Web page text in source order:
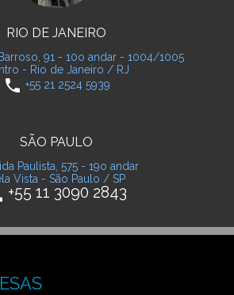
RIO DE JANEIRO
91 - 10o andar - 1004/1005
- Rio de Janeiro / RJ
phone +55 21 2524 5939
SÃO PAULO
Paulista, 575 - 19o andar
Vista - São Paulo / SP
+55 11 3090 2843